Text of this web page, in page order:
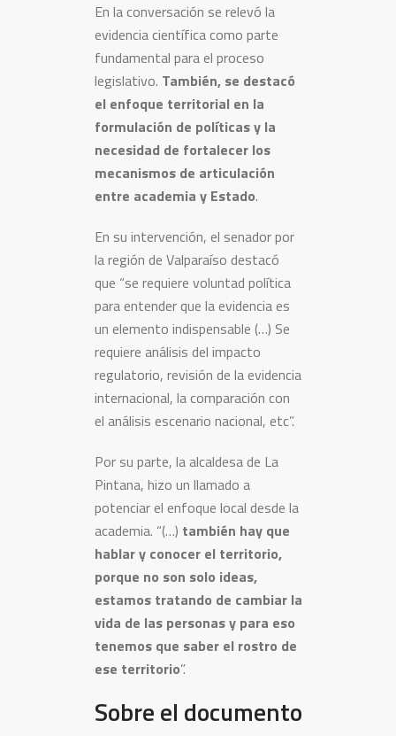
En la conversación se relevó la
evidencia científica como parte
fundamental para el proceso
legislativo. También, se destacó
el enfoque territorial en la
formulación de políticas y la
necesidad de fortalecer los
mecanismos de articulación
entre academia y Estado.
En su intervención, el senador por
la región de Valparaíso destacó
que “se requiere voluntad política
para entender que la evidencia es
un elemento indispensable (…) Se
requiere análisis del impacto
regulatorio, revisión de la evidencia
internacional, la comparación con
el análisis escenario nacional, etc”.
Por su parte, la alcaldesa de La
Pintana, hizo un llamado a
potenciar el enfoque local desde la
academia. “(…) también hay que
hablar y conocer el territorio,
porque no son solo ideas,
estamos tratando de cambiar la
vida de las personas y para eso
tenemos que saber el rostro de
ese territorio”.
Sobre el documento